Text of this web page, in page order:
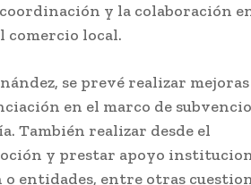
y la colaboración
comercio local.
se prevé realizar
en el marco de
También realizar desde el
y prestar apoyo
entidades, entre otras